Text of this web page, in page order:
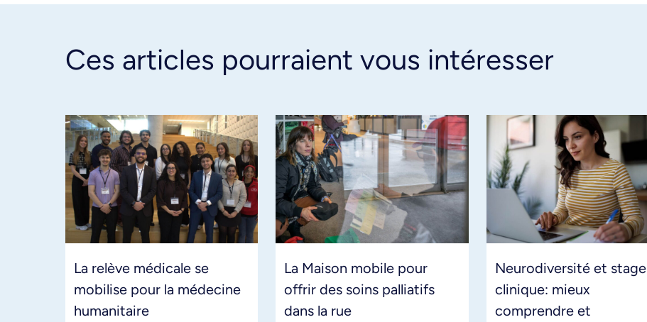
Ces articles pourraient vous intéresser
La relève médicale se
mobilise pour la médecine
humanitaire
La Maison mobile pour
offrir des soins palliatifs
dans la rue
Neurodiversité et stage
clinique: mieux
comprendre et